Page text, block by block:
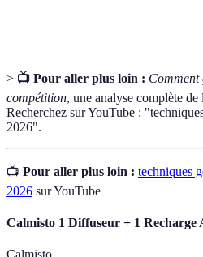
> 📺 Pour aller plus loin : Comment
compétition, une analyse complète de
Recherchez sur YouTube :
2026".
📺 Pour aller plus loin : techniques
2026 sur YouTube
Calmisto 1 Diffuseur + 1 Recharge